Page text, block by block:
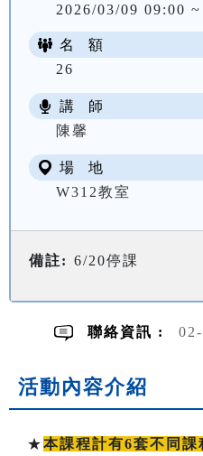
2026/03/09 09:00
名 額
26
講 師
陳馨
場 地
W312教室
備註: 6/20停課
聯絡資訊 :
活動內容介紹
★本課程計有6套不同